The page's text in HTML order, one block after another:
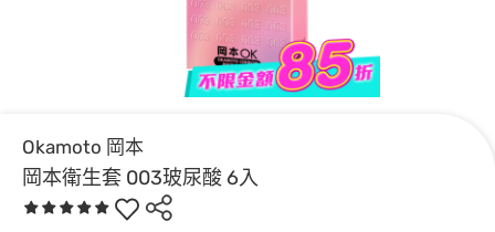
Okamoto 岡本
岡本衛生套 003玻尿酸 6入